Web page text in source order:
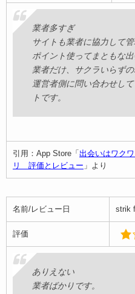
援交女しかいないよ笑
普通の人がいないと思う笑
業者多すぎ
サイトも業者に協力して管
ポイント使ってまともな
業者だけ、サクラいらずの
運営者側に問い合わせし
トです。
引用：App Store「 出会いはワク
リ 評価とレビュー 」より
名前/レビュー日 strik
評価
ありえない
業者ばかりです。